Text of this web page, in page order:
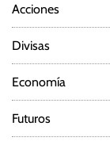
e
e
n
t
Acciones
Divisas
Economía
Futuros